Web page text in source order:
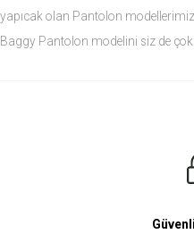
yapıcak olan Pantolon
Baggy Pantolon modelini siz de çok
Manken Bedenleri Üst Grup M,